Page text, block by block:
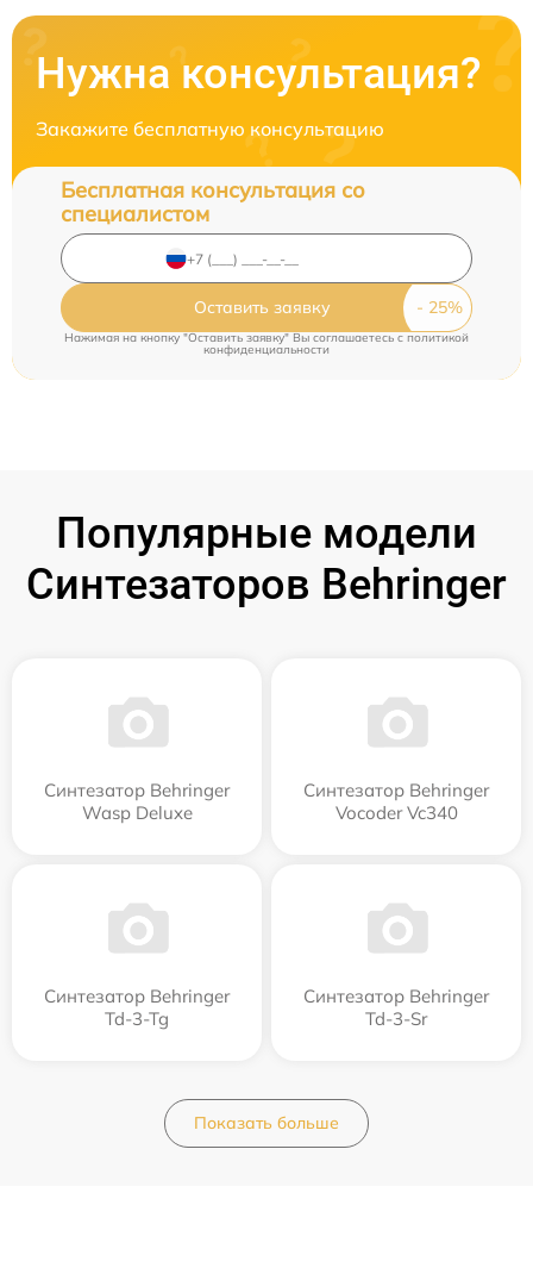
Нужна консультация?
Закажите бесплатную консультацию
Бесплатная консультация со
специалистом
Оставить заявку
Нажимая на кнопку "Оставить заявку" Вы соглашаетесь cполитикой
конфиденциальности
Популярные модели
Синтезаторов Behringer
Синтезатор Behringer
Wasp Deluxe
Синтезатор Behringer
Vocoder Vc340
Синтезатор Behringer
Td-3-Tg
Синтезатор Behringer
Td-3-Sr
Показать больше